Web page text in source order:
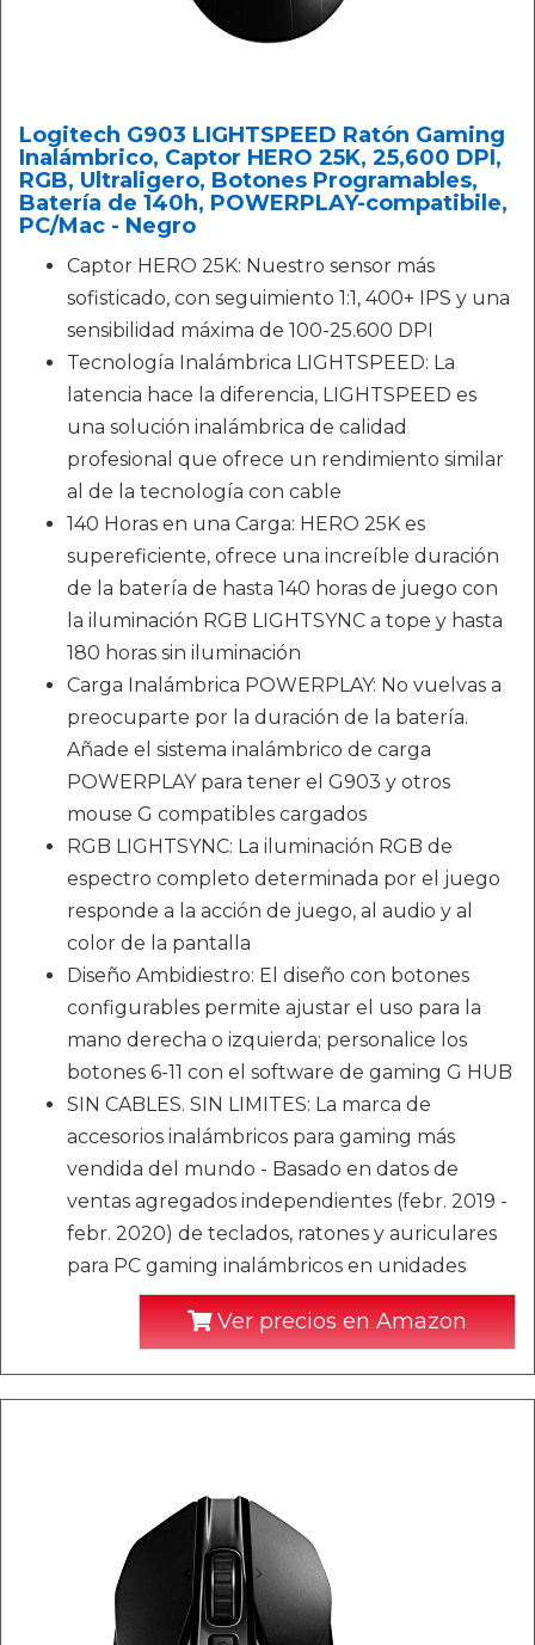
Logitech G903 LIGHTSPEED Ratón Gaming
Inalámbrico, Captor HERO 25K, 25,600 DPI,
RGB, Ultraligero, Botones Programables,
Batería de 140h, POWERPLAY-compatibile,
PC/Mac - Negro
Captor HERO 25K: Nuestro sensor más
sofisticado, con seguimiento 1:1, 400+ IPS y una
sensibilidad máxima de 100-25.600 DPI
Tecnología Inalámbrica LIGHTSPEED: La
latencia hace la diferencia, LIGHTSPEED es
una solución inalámbrica de calidad
profesional que ofrece un rendimiento similar
al de la tecnología con cable
140 Horas en una Carga: HERO 25K es
supereficiente, ofrece una increíble duración
de la batería de hasta 140 horas de juego con
la iluminación RGB LIGHTSYNC a tope y hasta
180 horas sin iluminación
Carga Inalámbrica POWERPLAY: No vuelvas a
preocuparte por la duración de la batería.
Añade el sistema inalámbrico de carga
POWERPLAY para tener el G903 y otros
mouse G compatibles cargados
RGB LIGHTSYNC: La iluminación RGB de
espectro completo determinada por el juego
responde a la acción de juego, al audio y al
color de la pantalla
Diseño Ambidiestro: El diseño con botones
configurables permite ajustar el uso para la
mano derecha o izquierda; personalice los
botones 6-11 con el software de gaming G HUB
SIN CABLES. SIN LIMITES: La marca de
accesorios inalámbricos para gaming más
vendida del mundo - Basado en datos de
ventas agregados independientes (febr. 2019 -
febr. 2020) de teclados, ratones y auriculares
para PC gaming inalámbricos en unidades
Ver precios en Amazon